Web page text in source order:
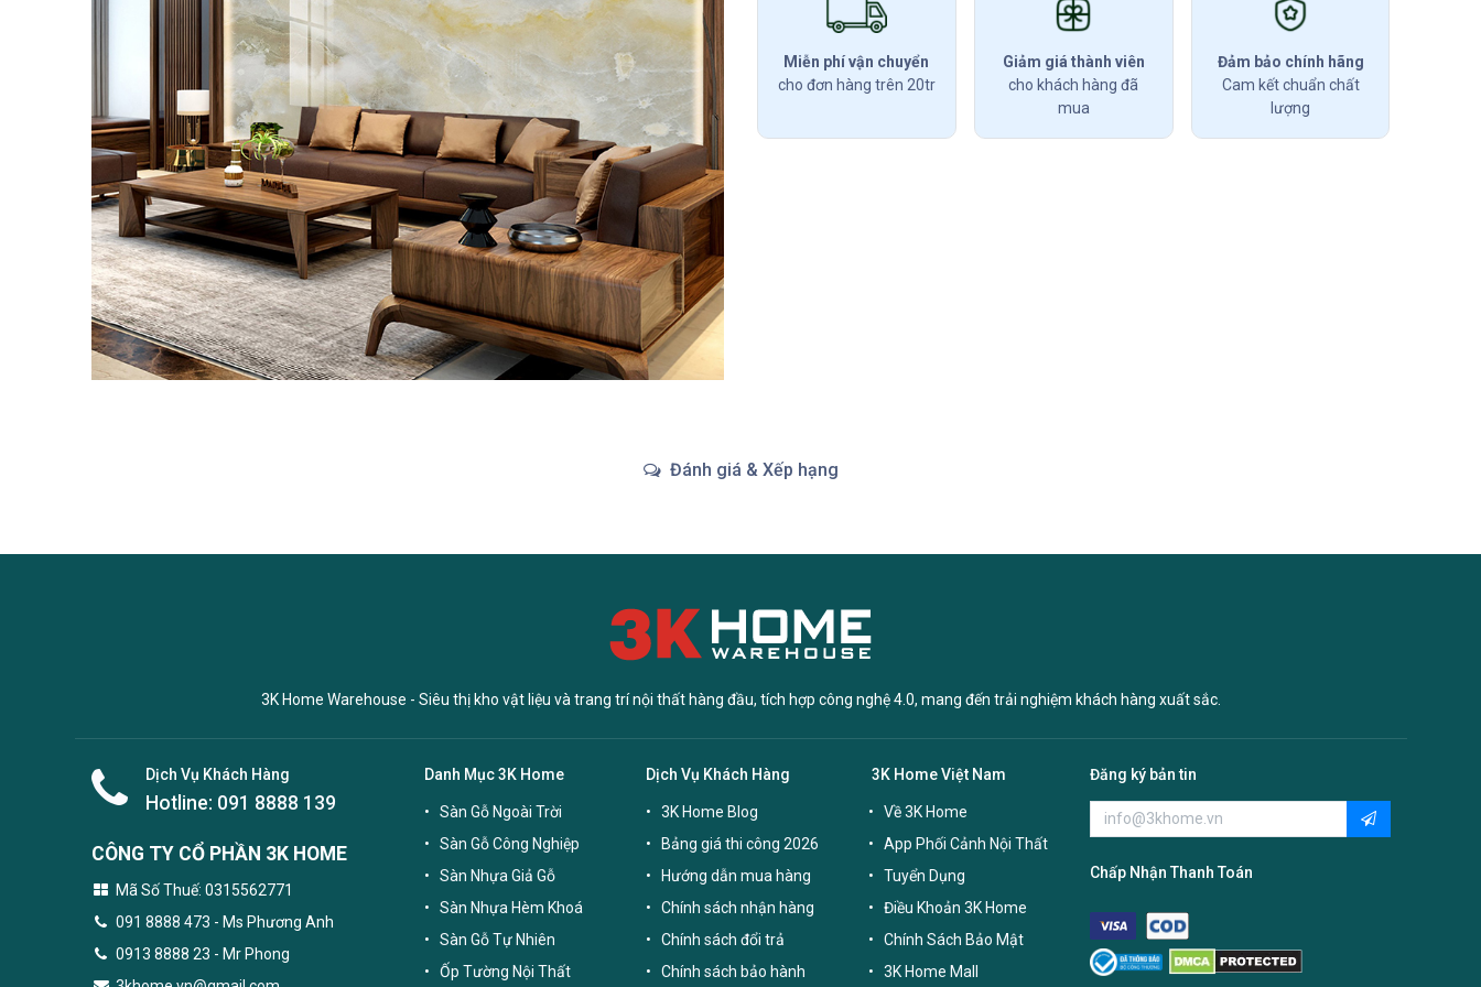
Miễn phí vận chuyển
cho đơn hàng trên 20tr
Giảm giá thành viên
cho khách hàng đã
mua
Đảm bảo chính hãng
Cam kết chuẩn chất
lượng
Đánh giá & Xếp hạng
3K Home Warehouse - Siêu thị kho vật liệu và trang trí nội thất hàng đầu, tích hợp công nghệ 4.0, mang đến trải nghiệm khách hàng xuất sắc.
Dịch Vụ Khách Hàng
Hotline: 091 8888 139
CÔNG TY CỔ PHẦN 3K HOME
Mã Số Thuế: 0315562771
091 8888 473 - Ms Phương Anh
0913 8888 23 - Mr Phong
Danh Mục 3K Home
Sàn Gỗ Ngoài Trời
Sàn Gỗ Công Nghiệp
Sàn Nhựa Giả Gỗ
Sàn Nhựa Hèm Khoá
Sàn Gỗ Tự Nhiên
Ốp Tường Nội Thất
Dịch Vụ Khách Hàng
3K Home Blog
Bảng giá thi công 2026
Hướng dẫn mua hàng
Chính sách nhận hàng
Chính sách đổi trả
Chính sách bảo hành
3K Home Việt Nam
Về 3K Home
App Phối Cảnh Nội Thất
Tuyển Dụng
Điều Khoản 3K Home
Chính Sách Bảo Mật
3K Home Mall
Đăng ký bản tin
Chấp Nhận Thanh Toán